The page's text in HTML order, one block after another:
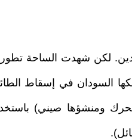
لكن شهدت الساحة
السودان في إسقاط
ومنشؤها صيني)